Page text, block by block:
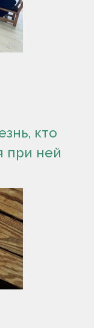
кто
при ней